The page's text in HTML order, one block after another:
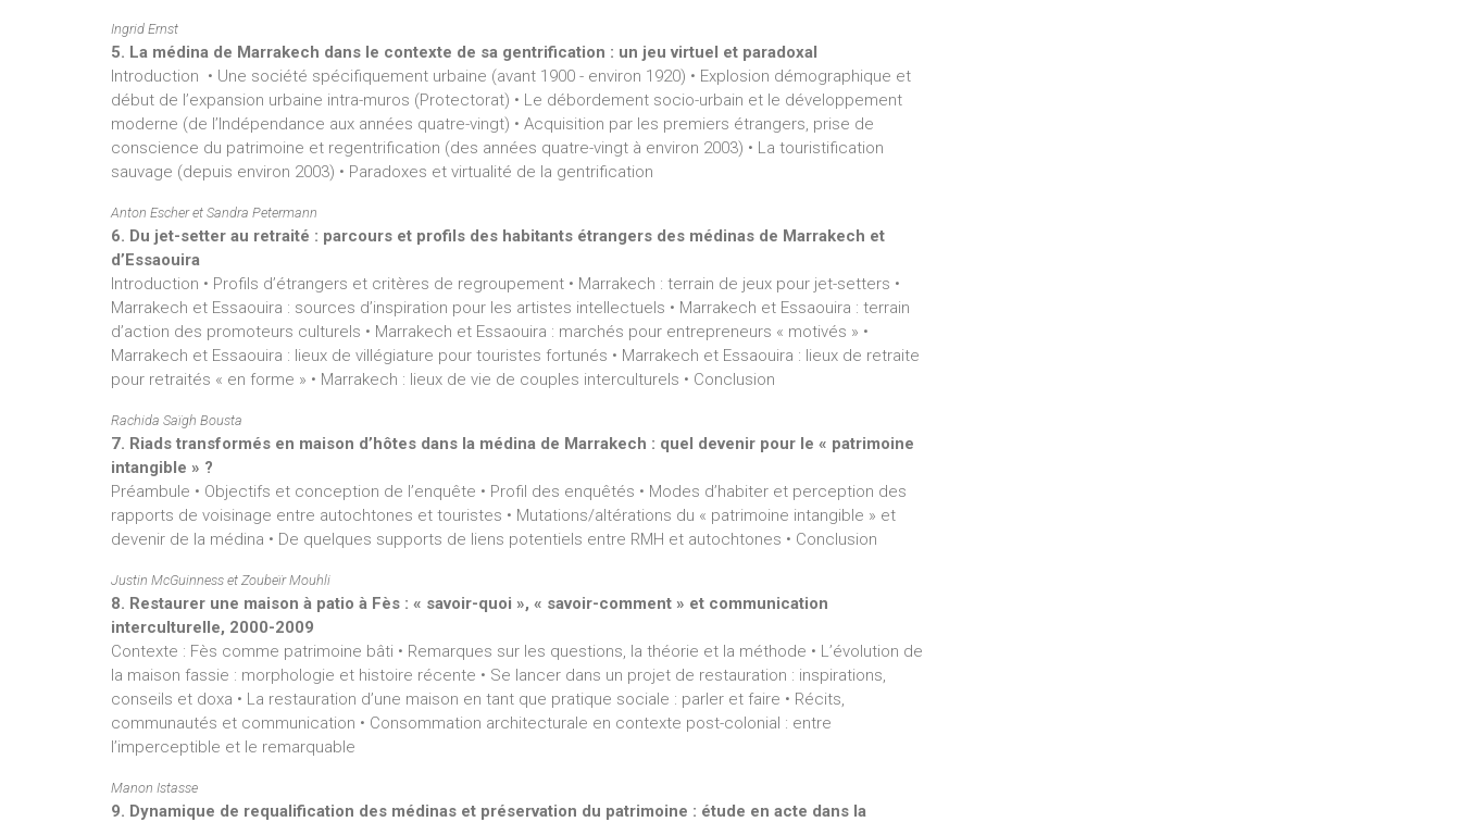
Ingrid Ernst
5. La médina de Marrakech dans le contexte de sa gentrification : un jeu virtuel et paradoxal
Introduction • Une société spécifiquement urbaine (avant 1900 - environ 1920) • Explosion démographique et
début de l’expansion urbaine intra-muros (Protectorat) • Le débordement socio-urbain et le développement
moderne (de l’Indépendance aux années quatre-vingt) • Acquisition par les premiers étrangers, prise de
conscience du patrimoine et regentrification (des années quatre-vingt à environ 2003) • La touristification
sauvage (depuis environ 2003) • Paradoxes et virtualité de la gentrification
Anton Escher et Sandra Petermann
6. Du jet-setter au retraité : parcours et profils des habitants étrangers des médinas de Marrakech et
d’Essaouira
Introduction • Profils d’étrangers et critères de regroupement • Marrakech : terrain de jeux pour jet-setters •
Marrakech et Essaouira : sources d’inspiration pour les artistes intellectuels • Marrakech et Essaouira : terrain
d’action des promoteurs culturels • Marrakech et Essaouira : marchés pour entrepreneurs « motivés » •
Marrakech et Essaouira : lieux de villégiature pour touristes fortunés • Marrakech et Essaouira : lieux de retraite
pour retraités « en forme » • Marrakech : lieux de vie de couples interculturels • Conclusion
Rachida Saïgh Bousta
7. Riads transformés en maison d’hôtes dans la médina de Marrakech : quel devenir pour le « patrimoine
intangible » ?
Préambule • Objectifs et conception de l’enquête • Profil des enquêtés • Modes d’habiter et perception des
rapports de voisinage entre autochtones et touristes • Mutations/altérations du « patrimoine intangible » et
devenir de la médina • De quelques supports de liens potentiels entre RMH et autochtones • Conclusion
Justin McGuinness et Zoubeïr Mouhli
8. Restaurer une maison à patio à Fès : « savoir-quoi », « savoir-comment » et communication
interculturelle, 2000-2009
Contexte : Fès comme patrimoine bâti • Remarques sur les questions, la théorie et la méthode • L’évolution de
la maison fassie : morphologie et histoire récente • Se lancer dans un projet de restauration : inspirations,
conseils et doxa • La restauration d’une maison en tant que pratique sociale : parler et faire • Récits,
communautés et communication • Consommation architecturale en contexte post-colonial : entre
l’imperceptible et le remarquable
Manon Istasse
9. Dynamique de requalification des médinas et préservation du patrimoine : étude en acte dans la